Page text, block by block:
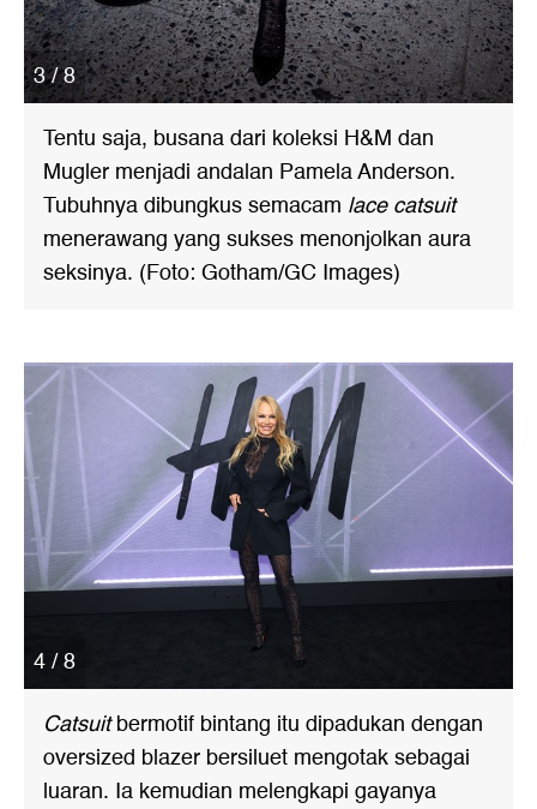
3 / 8
Tentu saja, busana dari koleksi H&M dan
Mugler menjadi andalan Pamela Anderson.
Tubuhnya dibungkus semacam lace catsuit
menerawang yang sukses menonjolkan aura
seksinya. (Foto: Gotham/GC Images)
4 / 8
Catsuitbermotif bintang itu dipadukan dengan
oversized blazer bersiluet mengotak sebagai
luaran. Ia kemudian melengkapi gayanya